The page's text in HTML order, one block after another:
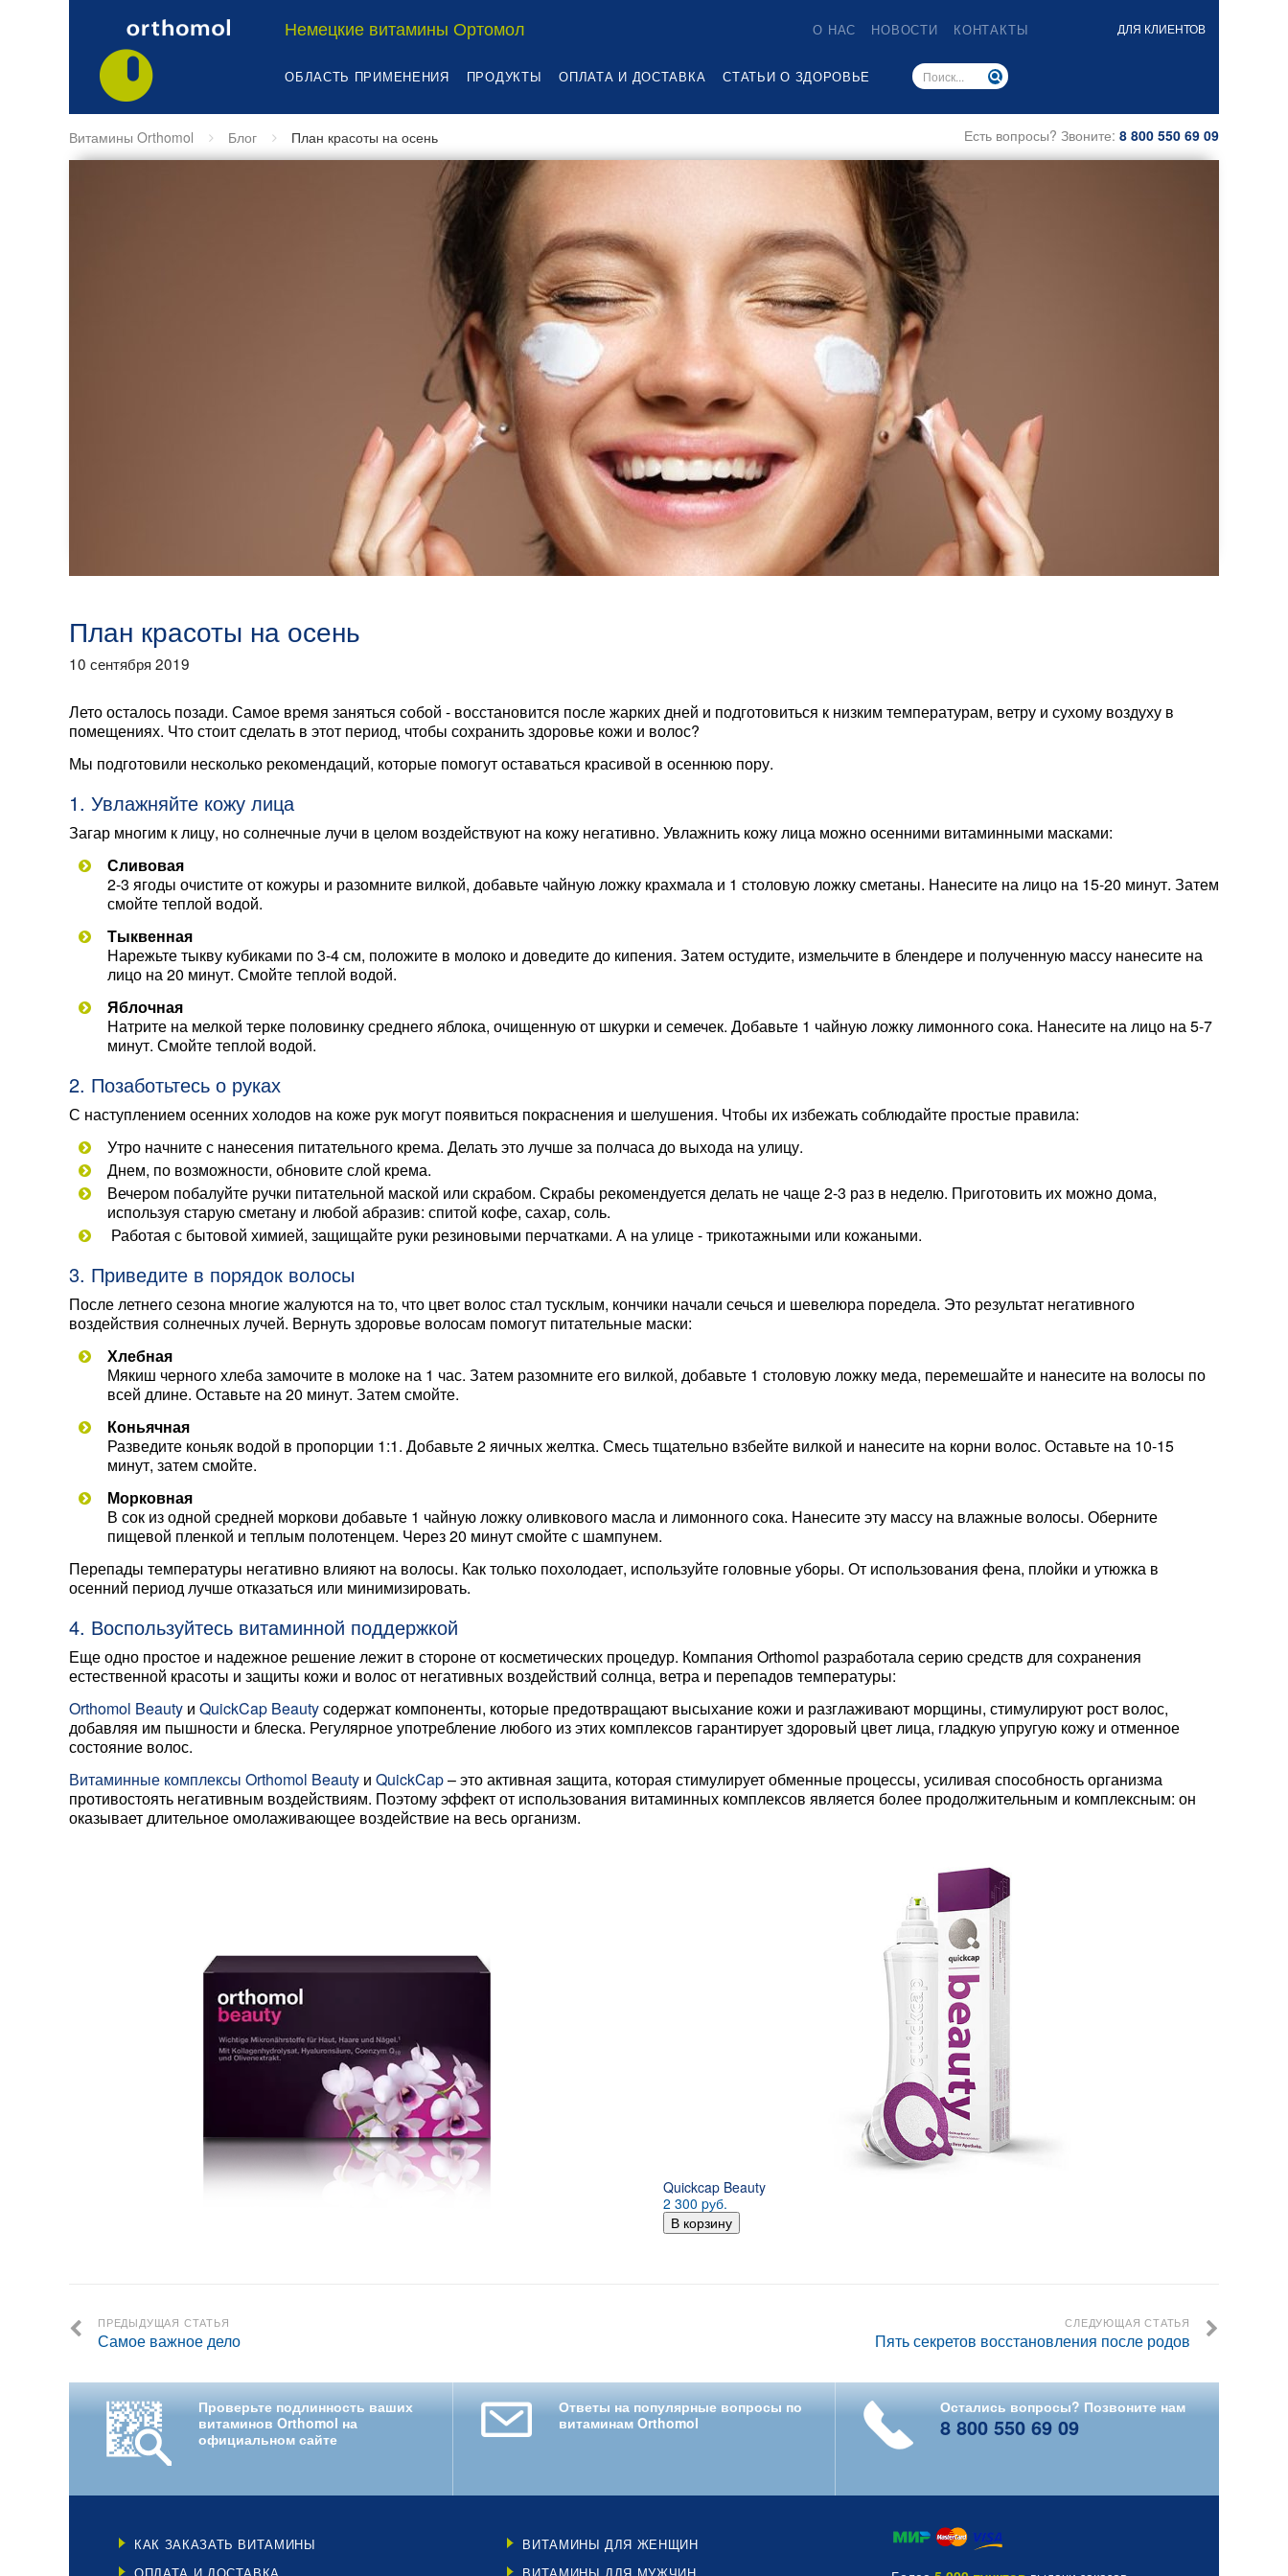
Немецкие витамины Ортомол О НАС НОВОСТИ КОНТАКТЫ ДЛЯ КЛИЕНТОВ
ОБЛАСТЬ ПРИМЕНЕНИЯ ПРОДУКТЫ ОПЛАТА И ДОСТАВКА СТАТЬИ О ЗДОРОВЬЕ
Витамины Orthomol Блог План красоты на осень Есть вопросы? Звоните: 8 800 550 69 09
План красоты на осень
10 сентября 2019
Лето осталось позади. Самое время заняться собой - восстановится после жарких дней и подготовиться к низким температурам, ветру и сухому воздуху в
помещениях. Что стоит сделать в этот период, чтобы сохранить здоровье кожи и волос?
Мы подготовили несколько рекомендаций, которые помогут оставаться красивой в осеннюю пору.
1. Увлажняйте кожу лица
Загар многим к лицу, но солнечные лучи в целом воздействуют на кожу негативно. Увлажнить кожу лица можно осенними витаминными масками:
Сливовая
2-3 ягоды очистите от кожуры и разомните вилкой, добавьте чайную ложку крахмала и 1 столовую ложку сметаны. Нанесите на лицо на 15-20 минут. Затем
смойте теплой водой.
Тыквенная
Нарежьте тыкву кубиками по 3-4 см, положите в молоко и доведите до кипения. Затем остудите, измельчите в блендере и полученную массу нанесите на
лицо на 20 минут. Смойте теплой водой.
Яблочная
Натрите на мелкой терке половинку среднего яблока, очищенную от шкурки и семечек. Добавьте 1 чайную ложку лимонного сока. Нанесите на лицо на 5-7
минут. Смойте теплой водой.
2. Позаботьтесь о руках
С наступлением осенних холодов на коже рук могут появиться покраснения и шелушения. Чтобы их избежать соблюдайте простые правила:
Утро начните с нанесения питательного крема. Делать это лучше за полчаса до выхода на улицу.
Днем, по возможности, обновите слой крема.
Вечером побалуйте ручки питательной маской или скрабом. Скрабы рекомендуется делать не чаще 2-3 раз в неделю. Приготовить их можно дома,
используя старую сметану и любой абразив: спитой кофе, сахар, соль.
Работая с бытовой химией, защищайте руки резиновыми перчатками. А на улице - трикотажными или кожаными.
3. Приведите в порядок волосы
После летнего сезона многие жалуются на то, что цвет волос стал тусклым, кончики начали сечься и шевелюра поредела. Это результат негативного
воздействия солнечных лучей. Вернуть здоровье волосам помогут питательные маски:
Хлебная
Мякиш черного хлеба замочите в молоке на 1 час. Затем разомните его вилкой, добавьте 1 столовую ложку меда, перемешайте и нанесите на волосы по
всей длине. Оставьте на 20 минут. Затем смойте.
Коньячная
Разведите коньяк водой в пропорции 1:1. Добавьте 2 яичных желтка. Смесь тщательно взбейте вилкой и нанесите на корни волос. Оставьте на 10-15
минут, затем смойте.
Морковная
В сок из одной средней моркови добавьте 1 чайную ложку оливкового масла и лимонного сока. Нанесите эту массу на влажные волосы. Оберните
пищевой пленкой и теплым полотенцем. Через 20 минут смойте с шампунем.
Перепады температуры негативно влияют на волосы. Как только похолодает, используйте головные уборы. От использования фена, плойки и утюжка в
осенний период лучше отказаться или минимизировать.
4. Воспользуйтесь витаминной поддержкой
Еще одно простое и надежное решение лежит в стороне от косметических процедур. Компания Orthomol разработала серию средств для сохранения
естественной красоты и защиты кожи и волос от негативных воздействий солнца, ветра и перепадов температуры:
Orthomol Beauty и QuickCap Beautyсодержат компоненты, которые предотвращают высыхание кожи и разглаживают морщины, стимулируют рост волос,
добавляя им пышности и блеска. Регулярное употребление любого из этих комплексов гарантирует здоровый цвет лица, гладкую упругую кожу и отменное
состояние волос.
Витаминные комплексы Orthomol Beauty и QuickCap– это активная защита, которая стимулирует обменные процессы, усиливая способность организма
противостоять негативным воздействиям. Поэтому эффект от использования витаминных комплексов является более продолжительным и комплексным: он
оказывает длительное омолаживающее воздействие на весь организм.
Quickcap Beauty
2 300 pуб.
В корзину
ПРЕДЫДУЩАЯ СТАТЬЯ
Самое важное дело
СЛЕДУЮЩАЯ СТАТЬЯ
Пять секретов восстановления после родов
Проверьте подлинность ваших
витаминов Orthomol на
официальном сайте
Ответы на популярные вопросы по
витаминам Orthomol
Остались вопросы? Позвоните нам
8 800 550 69 09
КАК ЗАКАЗАТЬ ВИТАМИНЫ
ВИТАМИНЫ ДЛЯ ЖЕНЩИН